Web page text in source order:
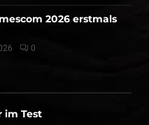
2026 erstmals
0
im Test